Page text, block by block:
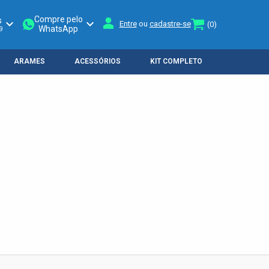
keyboard_arrow_down
Compre pelo
WhatsApp
keyboard_arrow_down Entreou cadastre-se (0)
ARAMES ACESSÓRIOS KIT COMPLETO